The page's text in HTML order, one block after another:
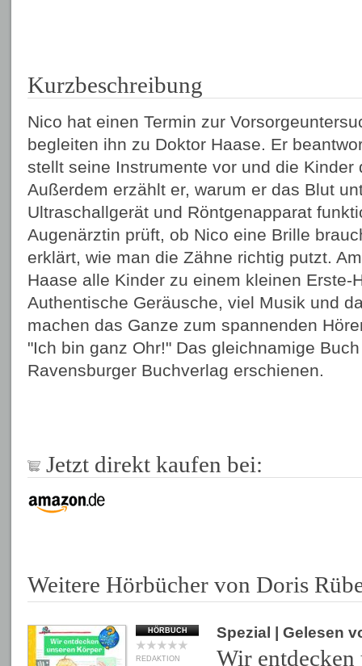
Kurzbeschreibung
Nico hat einen Termin zur
begleiten ihn zu Doktor Haase. Er
stellt seine Instrumente vor und die Kinder
Außerdem erzählt er, warum er das Blut
Ultraschallgerät und Röntgenapparat
Augenärztin prüft, ob Nico eine Brille
erklärt, wie man die Zähne richtig putzt.
Haase alle Kinder zu einem kleinen Erste-
Authentische Geräusche, viel Musik und
machen das Ganze zum spannenden
"Ich bin ganz Ohr!" Das gleichnamige
Ravensburger Buchverlag erschienen.
Jetzt direkt kaufen bei:
Weitere Hörbücher von Doris
HÖRBUCH
REDAKTION
Spezial | Gelesen
Wir entdecken